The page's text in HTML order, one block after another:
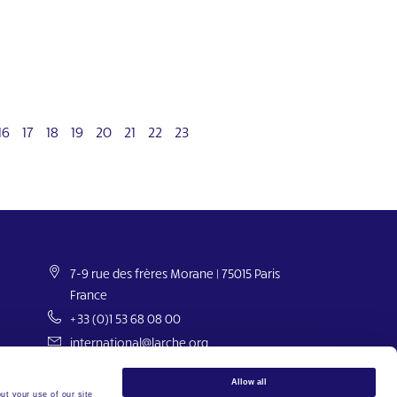
your use of our site
Allow all
17 18 19 20 21 22 23
7-9 rue des frères Morane | 75015 Paris
France
+33 (0)1 53 68 08 00
international@larche.org